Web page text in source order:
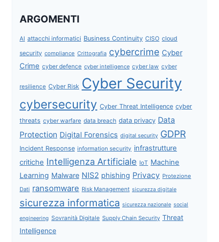
ARGOMENTI
AI attacchi informatici Business Continuity CISO cloud
security compliance Crittografia cybercrime Cyber
Crime cyber defence cyber intelligence cyber law cyber
resilience Cyber Risk Cyber Security
cybersecurity Cyber Threat Intelligence cyber
threats cyber warfare data breach data privacy Data
Protection Digital Forensics digital security GDPR
Incident Response information security infrastrutture
critiche Intelligenza Artificiale IoT Machine
Learning Malware NIS2 phishing Privacy Protezione
Dati ransomware Risk Management sicurezza digitale
sicurezza informatica sicurezza nazionale social
engineering Sovranità Digitale Supply Chain Security Threat
Intelligence